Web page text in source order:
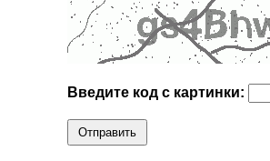
Введите код с картинки:
Отправить